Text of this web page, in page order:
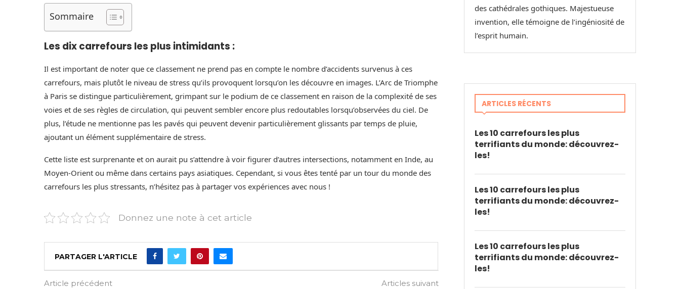
Sommaire
Les dix carrefours les plus intimidants :
Il est important de noter que ce classement ne prend pas en compte le nombre d’accidents survenus à ces
carrefours, mais plutôt le niveau de stress qu’ils provoquent lorsqu’on les découvre en images. L’Arc de Triomphe
à Paris se distingue particulièrement, grimpant sur le podium de ce classement en raison de la complexité de ses
voies et de ses règles de circulation, qui peuvent sembler encore plus redoutables lorsqu’observées du ciel. De
plus, l’étude ne mentionne pas les pavés qui peuvent devenir particulièrement glissants par temps de pluie,
ajoutant un élément supplémentaire de stress.
Cette liste est surprenante et on aurait pu s’attendre à voir figurer d’autres intersections, notamment en Inde, au
Moyen-Orient ou même dans certains pays asiatiques. Cependant, si vous êtes tenté par un tour du monde des
carrefours les plus stressants, n’hésitez pas à partager vos expériences avec nous !
Donnez une note à cet article
PARTAGER L'ARTICLE
Article précédent Articles suivant
des cathédrales gothiques. Majestueuse
invention, elle témoigne de l’ingéniosité de
l’esprit humain.
ARTICLES RÉCENTS
Les 10 carrefours les plus
terrifiants du monde: découvrez-
les!
Les 10 carrefours les plus
terrifiants du monde: découvrez-
les!
Les 10 carrefours les plus
terrifiants du monde: découvrez-
les!